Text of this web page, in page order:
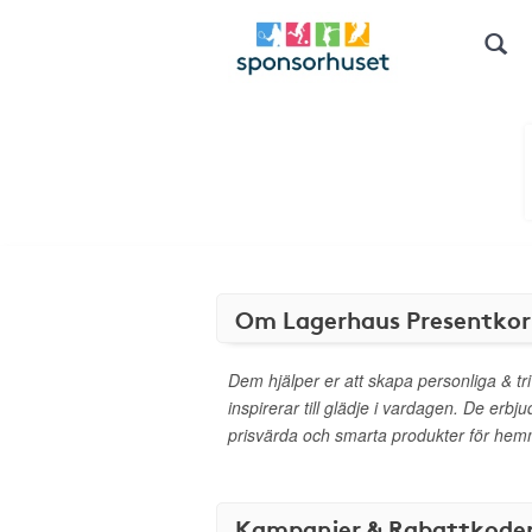
Om Lagerhaus
Dem hjälper er att skapa personliga &
inspirerar till glädje i vardagen. De
prisvärda och smarta produkter för